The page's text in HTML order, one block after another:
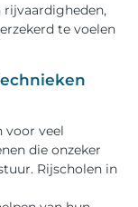
te voelen
voor veel
die onzeker
Rijscholen in